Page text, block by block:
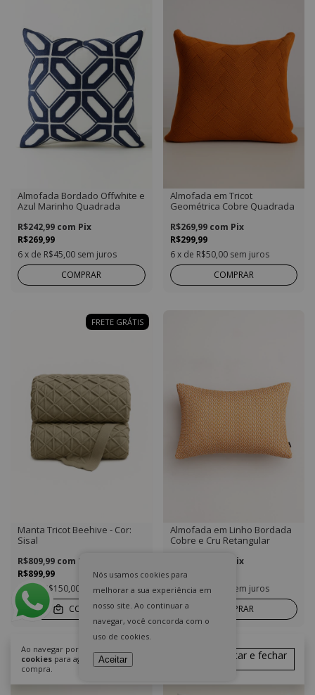
Ao navegar por este site
cookies para agilizar a sua experiência de
compra.
Aceitar e fechar
Almofada Bordado Offwhite e
Azul Marinho Quadrada
R$269,99
R$242,99 com Pix
6x de R$45,00 sem juros
COMPRAR
Almofada em Tricot
Geométrica Cobre Quadrada
R$299,99
R$269,99 com Pix
6 x de R$50,00 sem juros
COMPRAR
FRETE GRÁTIS
Manta Tricot Beehive - Cor:
Sisal
R$899,99
R$809,99 com Pix
6x deR$150,00
sem juros
COMPRAR
Almofada em Linho Bordada
Cobre e Cru Retangular
R$239,99
Pix
6 x deR$40,00
sem juros
COMPRAR
Nós usamos cookies para
melhorar a sua experiência em
nosso site. Ao continuar a
navegar, você concorda com o
uso de cookies.
Aceitar